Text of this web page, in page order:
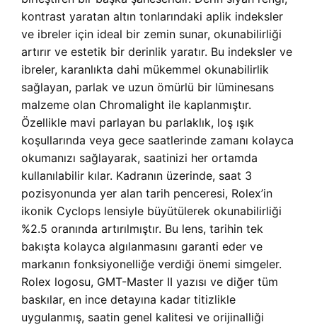
kontrast yaratan altın tonlarındaki aplik indeksler
ve ibreler için ideal bir zemin sunar, okunabilirliği
artırır ve estetik bir derinlik yaratır. Bu indeksler ve
ibreler, karanlıkta dahi mükemmel okunabilirlik
sağlayan, parlak ve uzun ömürlü bir lüminesans
malzeme olan Chromalight ile kaplanmıştır.
Özellikle mavi parlayan bu parlaklık, loş ışık
koşullarında veya gece saatlerinde zamanı kolayca
okumanızı sağlayarak, saatinizi her ortamda
kullanılabilir kılar. Kadranın üzerinde, saat 3
pozisyonunda yer alan tarih penceresi, Rolex’in
ikonik Cyclops lensiyle büyütülerek okunabilirliği
%2.5 oranında artırılmıştır. Bu lens, tarihin tek
bakışta kolayca algılanmasını garanti eder ve
markanın fonksiyonelliğe verdiği önemi simgeler.
Rolex logosu, GMT-Master II yazısı ve diğer tüm
baskılar, en ince detayına kadar titizlikle
uygulanmış, saatin genel kalitesi ve orijinalliği